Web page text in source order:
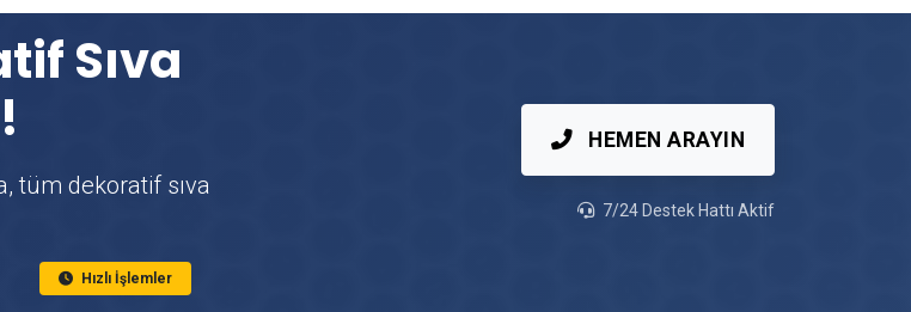
Nilüfer Mutfak Tadilatı
Sıva
tüm dekoratif sıva
Hızlı İşlemler
HEMEN ARAYIN
7/24 Destek Hattı Aktif